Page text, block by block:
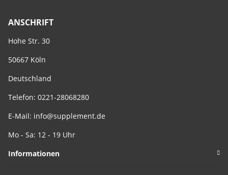
ANSCHRIFT
Hohe Str. 30
50667 Köln
Deutschland
Telefon: 0221-28068280
E-Mail: info@supplement.de
Mo - Sa: 12 - 19 Uhr
Informationen